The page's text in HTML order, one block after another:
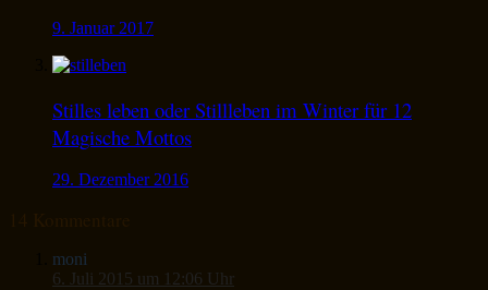
9. Januar 2017
Stilles leben oder Stillleben im Winter für 12
Magische Mottos
29. Dezember 2016
moni
6. Juli 2015 um 12:06 Uhr